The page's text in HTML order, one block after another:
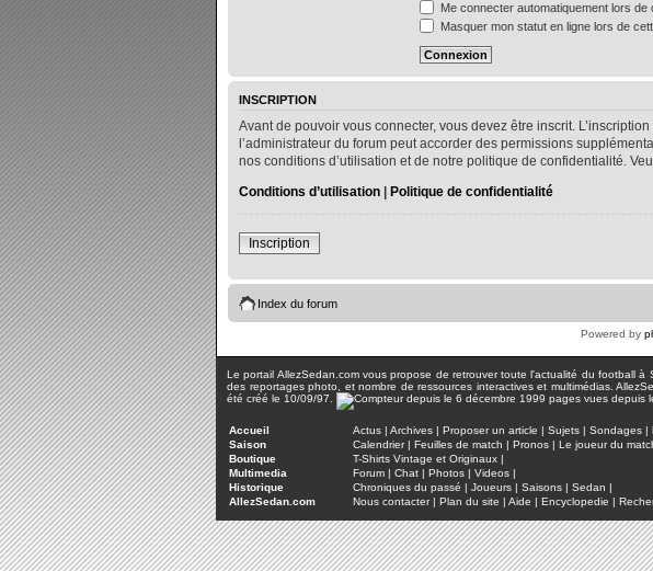
Me connecter automatiquement lors de
Masquer mon statut en ligne lors de
INSCRIPTION
Avant de pouvoir vous connecter, vous devez être inscrit.
l’administrateur du forum peut accorder des permissions
nos conditions d’utilisation et de notre politique de confidentialité.
Conditions d’utilisation | Politique de confidentialité
Inscription
Index du forum
Powered by
Le portail AllezSedan.com vous propose de retrouver toute l'actualité du football
des reportages photo, et nombre de ressources interactives et multimédias.
été créé le 10/09/97.
pages vues depuis
Accueil Actus | Archives | Proposer un article | Sujets | Sondages |
Saison
Calendrier| Feuilles de match | Pronos | Le joueur du
Boutique
T-Shirts Vintage et Originaux |
Multimedia
Forum | Chat | Photos | Videos |
Historique
Chroniques du passé | Joueurs | Saisons | Sedan |
AllezSedan.com
Nous contacter| Plan du site | Aide | Encyclopedie |